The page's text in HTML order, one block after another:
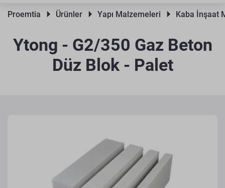
Proemtia Ürünler Yapı Malzemeleri Kaba İnşaat
Ytong - G2/350 Gaz Beton
Düz Blok - Palet